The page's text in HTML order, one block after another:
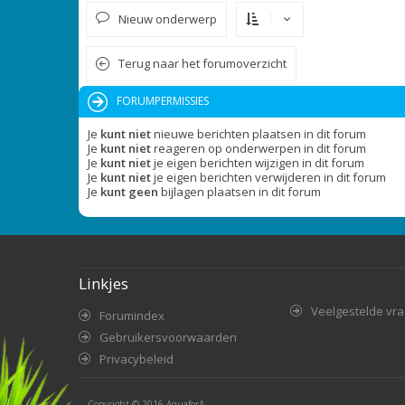
Nieuw onderwerp
Terug naar het forumoverzicht
FORUMPERMISSIES
Je kunt nietnieuwe berichten plaatsen in dit forum
Je kunt nietreageren op onderwerpen in dit forum
Je kunt nietje eigen berichten wijzigen in dit forum
Je kunt nietje eigen berichten verwijderen in dit forum
Je kunt geen bijlagen plaatsen in dit forum
Linkjes
Forumindex
Gebruikersvoorwaarden
Privacybeleid
Veelgestelde